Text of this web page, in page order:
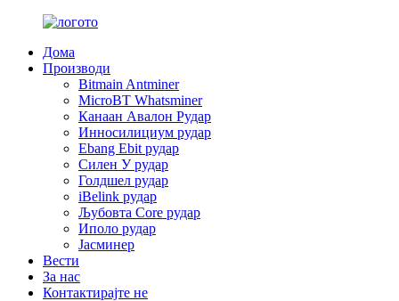
Дома
Производи
Bitmain Antminer
MicroBT Whatsminer
Канаан Авалон Рудар
Инносилициум рудар
Ebang Ebit рудар
Силен У рудар
Голдшел рудар
iBelink рудар
Љубовта Core рудар
Иполо рудар
Јасминер
Вести
За нас
Контактирајте не